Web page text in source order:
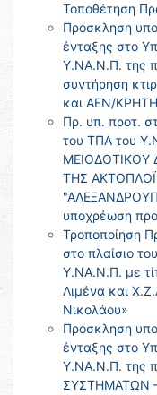
Τοποθέτηση
Πρόσκληση
ένταξης στο
Υ.ΝΑ.Ν.Π. της
συντήρηση
και ΑΕΝ/
Πρ. υπ. προτ.
του ΤΠΑ του
ΜΕΙΟΔΟΤΙΚΟΥ
ΤΗΣ
υποχρέωση
Τροποποίηση
στο πλαίσιο
Υ.ΝΑ.Ν.Π. με
Λιμένα και
Νικολάου»
Πρόσκληση
ένταξης στο
Υ.ΝΑ.Ν.Π. της
ΣΥΣΤΗΜΑΤΩΝ